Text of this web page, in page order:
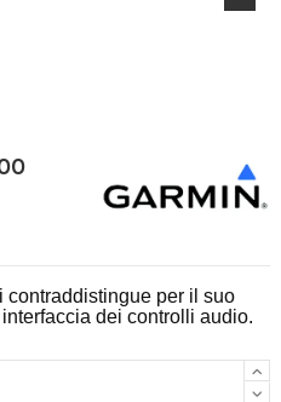
contraddistingue per il suo
dei controlli audio.